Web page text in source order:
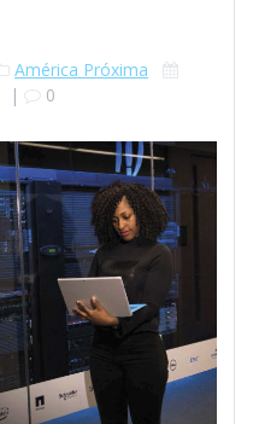
América Próxima
| 0